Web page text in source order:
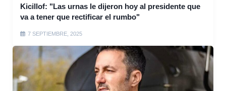
Kicillof: "Las urnas le dijeron hoy al presidente que
va a tener que rectificar el rumbo"
7 SEPTIEMBRE, 2025